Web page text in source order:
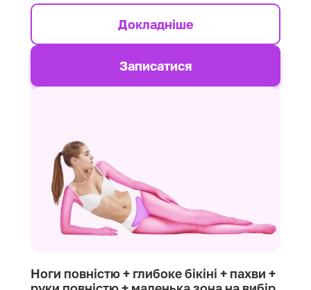
Докладніше
Записатися
Ноги повністю + глибоке бікіні + пахви +